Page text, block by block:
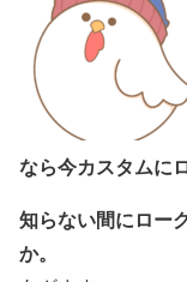
なら今カスタムに
知らない間にロー
か。